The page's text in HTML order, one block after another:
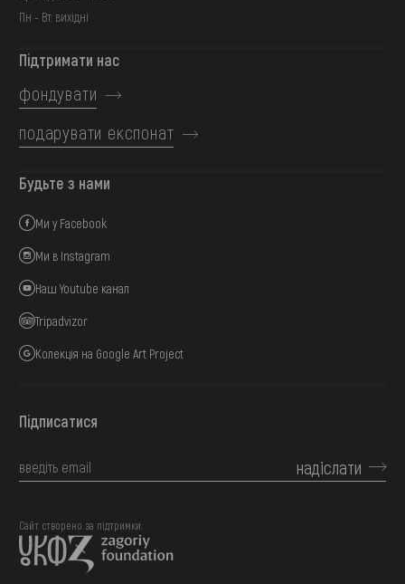
Пн - Вт: вихідні
Підтримати нас
фондувати
подарувати експонат
Будьте з нами
Ми у Facebook
Ми в Instagram
Наш Youtube канал
Tripadvizor
Колекція на Google Art Project
Підписатися
надіслати
Сайт створено за підтримки: